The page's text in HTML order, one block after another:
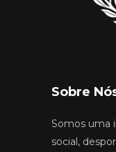
Sobre
Somos uma
social,